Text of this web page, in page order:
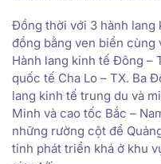
Đồng thời với 3 hành lang
đồng bằng ven biển cùng
Hành lang kinh tế Đông –
quốc tế Cha Lo – TX. Ba
lang kinh tế trung du và
Minh và cao tốc Bắc –
những rường cột để
tỉnh phát triển khá ở khu